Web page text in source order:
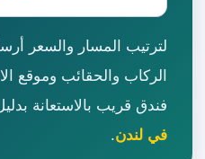
لترتيب المسار والسعر
الركاب والحقائب وموقع
فندق قريب بالاستعانة
في لندن.